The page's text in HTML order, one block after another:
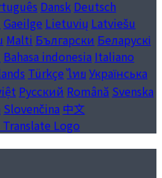
Dansk Deutsch
Gaeilge Lietuvių Latviešu
Malti Български Беларускі
Bahasa indonesia Italiano
Türkçe ไทย Українська
Русский Română Svenska
Slovenčina 中文